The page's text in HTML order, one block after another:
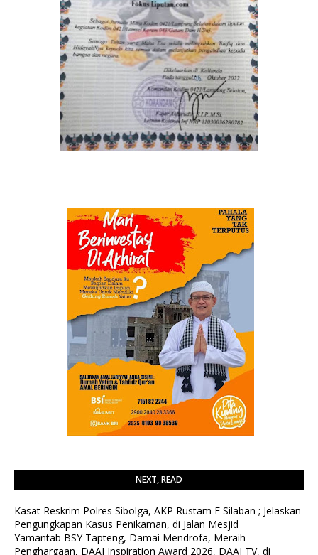
NEXT, READ
Kasat Reskrim Polres Sibolga, AKP Rustam E Silaban ; Jelaskan
Pengungkapan Kasus Penikaman, di Jalan Mesjid
Yamantab BSY Tapteng, Damai Mendrofa, Meraih
Penghargaan, DAAI Inspiration Award 2026, DAAI TV, di